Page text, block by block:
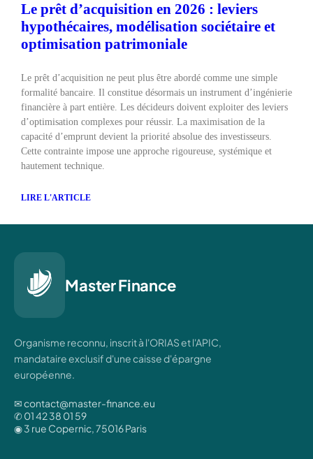
Le prêt d’acquisition en 2026 : leviers
hypothécaires, modélisation sociétaire et
optimisation patrimoniale
Le prêt d’acquisition ne peut plus être abordé comme une simple
formalité bancaire. Il constitue désormais un instrument d’ingénierie
financière à part entière. Les décideurs doivent exploiter des leviers
d’optimisation complexes pour réussir. La maximisation de la
capacité d’emprunt devient la priorité absolue des investisseurs.
Cette contrainte impose une approche rigoureuse, systémique et
hautement technique.
LIRE L'ARTICLE
Master Finance
Organisme reconnu, inscrit à l'ORIAS et l'APIC,
mandataire exclusif d'une caisse d'épargne
européenne.
✉ contact@master-finance.eu
✆ 01 42 38 01 59
◉ 3 rue Copernic, 75016 Paris